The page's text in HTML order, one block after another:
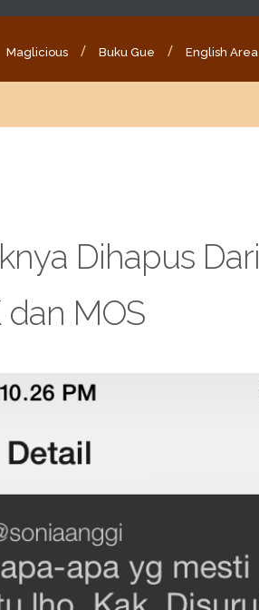
Maglicious Buku Gue English Area
Dihapus Dari
dan MOS